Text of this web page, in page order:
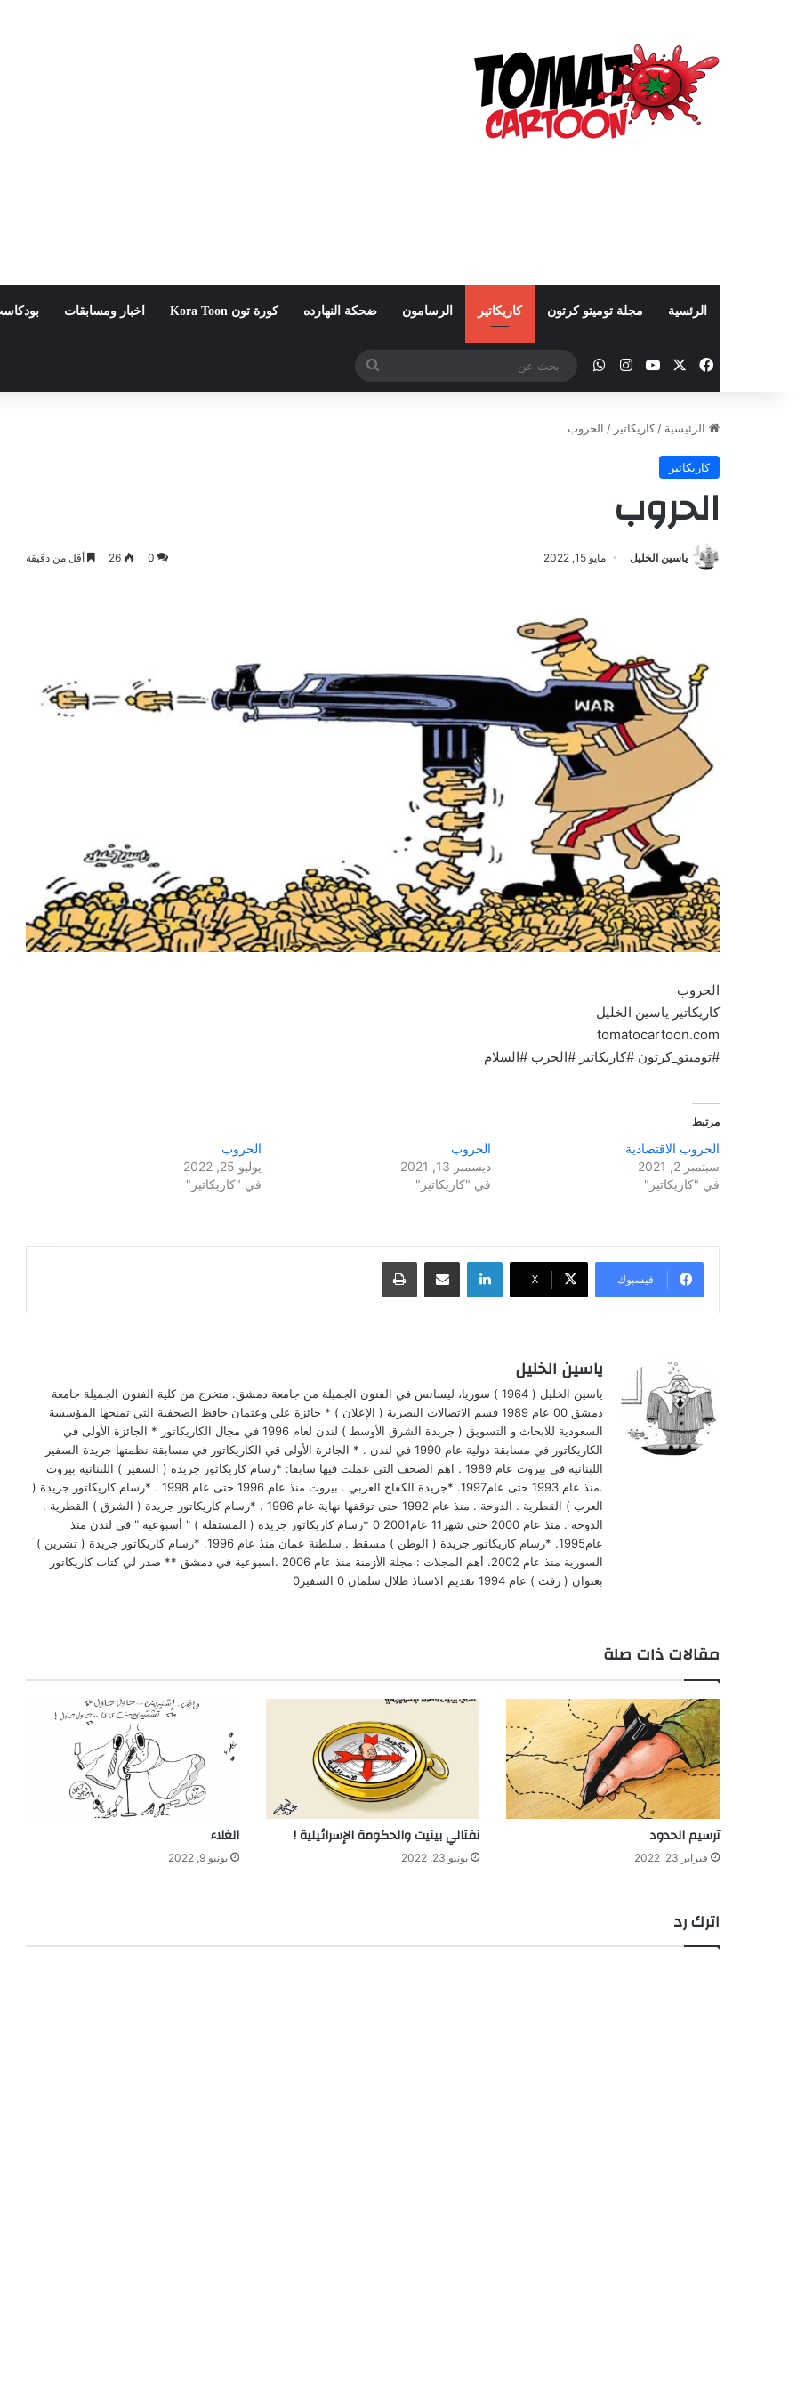
الرئسية مجلة توميتو كرتون كاريكاتير الرسامون ضحكة النهارده كورة تون Kora Toon اخبار ومسابقات
فيسبوك ‫YouTube
انستقرامواتساب
بحث
عن
الرئيسية / كاريكاتير / الحروب
كاريكاتير
الحروب
ياسين الخليل مايو 15, 2022 0
26 أقل من دقيقة
الحروب
كاريكاتير ياسين الخليل
tomatocartoon.com
#توميتو_كرتون #كاريكاتير #الحرب #السلام
مرتبط
الحروب الاقتصادية
سبتمبر 2, 2021
في "كاريكاتير"
الحروب
ديسمبر 13, 2021
في "كاريكاتير"
الحروب
يوليو 25, 2022
في "كاريكاتير"
فيسبوك ‫X
لينكدإن مشاركة عبر البريد طباعة
ياسين الخليل
ياسين الخليل ( 1964 ) سوريا، ليسانس في الفنون الجميلة من جامعة دمشق. متخرج من كلية الفنون الجميلة جامعة
دمشق 00 عام 1989 قسم الاتصالات البصرية ( الإعلان ) * جائزة علي وعثمان حافظ الصحفية التي تمنحها المؤسسة
السعودية للابحاث و التسويق ( جريدة الشرق الأوسط ) لندن لعام 1996 في مجال الكاريكاتور * الجائزة الأولى في
الكاريكاتور في مسابقة دولية عام 1990 في لندن . * الجائزة الأولى قي الكاريكاتور في مسابقة نظمتها جريدة السفير
اللبنانية في بيروت عام 1989 . اهم الصحف التي عملت فيها سابقا: *رسام كاريكاتور جريدة ( السفير ) اللبنانية بيروت
.منذ عام 1993 حتى عام1997. *جريدة الكفاح العربي . بيروت منذ عام 1996 حتى عام 1998 . *رسام كاريكاتور جريدة (
العرب ) القطرية . الدوحة . منذ عام 1992 حتى توقفها نهاية عام 1996 . *رسام كاريكاتور جريدة ( الشرق ) القطرية .
الدوحة . منذ عام 2000 حتى شهر11 عام2001 0 *رسام كاريكاتور جريدة ( المستقلة ) " أسبوعية " في لندن منذ
عام1995. *رسام كاريكاتور جريدة ( الوطن ) مسقط . سلطنة عمان منذ عام 1996. *رسام كاريكاتور جريدة ( تشرين )
السورية منذ عام 2002. أهم المجلات : مجلة الأزمنة منذ عام 2006 .اسبوعية في دمشق ** صدر لي كتاب كاريكاتور
بعنوان ( زفت ) عام 1994 تقديم الاستاذ طلال سلمان 0 السفير0
مقالات ذات صلة
ترسيم الحدود
فبراير 23, 2022
نفتالي بينيت والحكومة الإسرائيلية !
يونيو 23, 2022
الغلاء
يونيو 9, 2022
اترك رد